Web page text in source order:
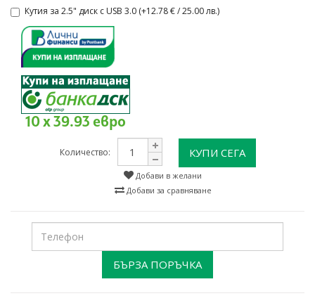
Кутия за 2.5" диск с USB 3.0 (+12.78 € / 25.00 лв.)
10 x 39.93 евро
Количество: КУПИ СЕГА
Добави в желани
Добави за сравняване
БЪРЗА ПОРЪЧКА